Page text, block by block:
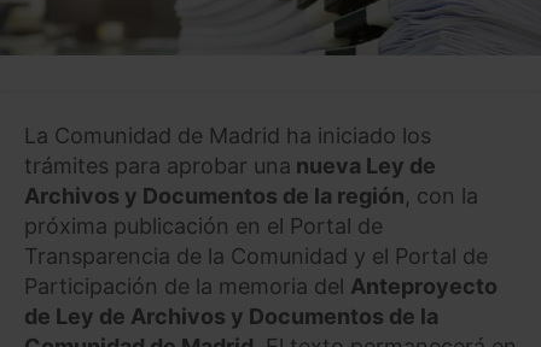
La Comunidad de Madrid ha iniciado los
trámites para aprobar una nueva Ley de
Archivos y Documentos de la región, con la
próxima publicación en el Portal de
Transparencia de la Comunidad y el Portal de
Participación de la memoria del Anteproyecto
de Ley de Archivos y Documentos de la